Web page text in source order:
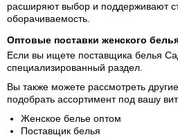
расширяют выбор и поддерживают
оборачиваемость.
Оптовые поставки женского
Если вы ищете поставщика белья
специализированный раздел.
Вы также можете рассмотреть
подобрать ассортимент под вашу
Женское белье оптом
Поставщик белья